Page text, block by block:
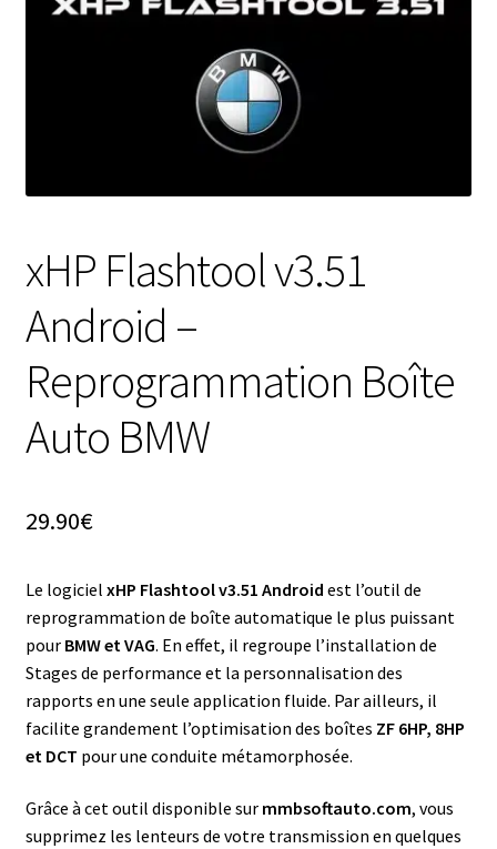
xHP Flashtool v3.51
Android –
Reprogrammation Boîte
Auto BMW
29.90€
Le logiciel xHP Flashtool v3.51 Android est l’outil de
reprogrammation de boîte automatique le plus puissant
pour BMW et VAG. En effet, il regroupe l’installation de
Stages de performance et la personnalisation des
rapports en une seule application fluide. Par ailleurs, il
facilite grandement l’optimisation des boîtes ZF 6HP, 8HP
et DCT pour une conduite métamorphosée.
Grâce à cet outil disponible sur mmbsoftauto.com, vous
supprimez les lenteurs de votre transmission en quelques